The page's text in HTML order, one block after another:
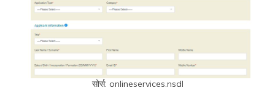
सोर्स: onlineservices.nsdl